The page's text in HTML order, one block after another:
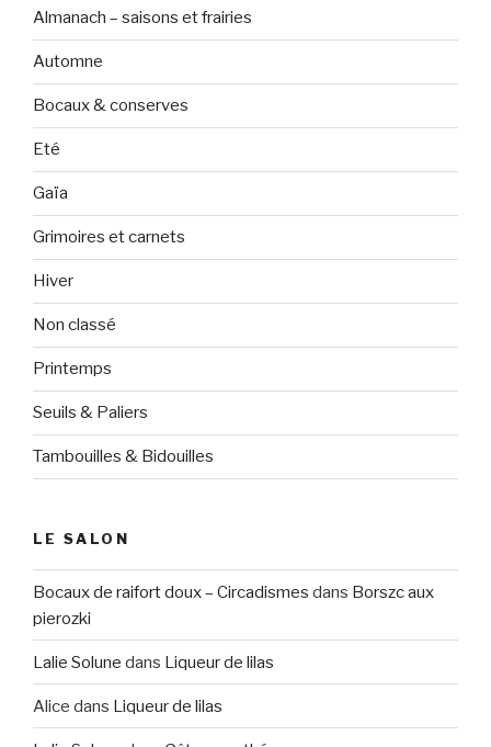
Almanach – saisons et frairies
Automne
Bocaux & conserves
Eté
Gaïa
Grimoires et carnets
Hiver
Non classé
Printemps
Seuils & Paliers
Tambouilles & Bidouilles
LE SALON
Bocaux de raifort doux – Circadismes dans Borszc aux
pierozki
Lalie Solune dans Liqueur de lilas
Alice dans Liqueur de lilas